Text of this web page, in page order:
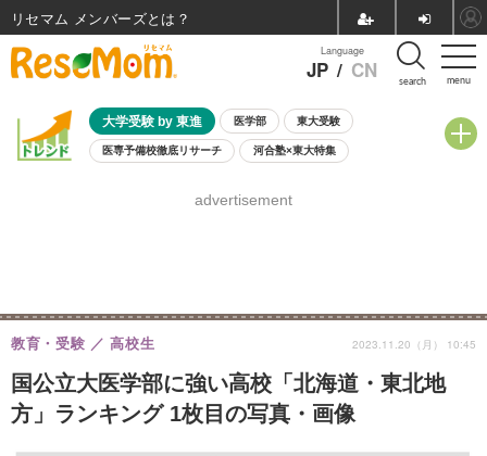
menu
Language
JP / CN search
大学受験 by 東進 医学部 東大受験
医専予備校徹底リサーチ 河合塾×東大特集
8月開催学校説明会・相談会
advertisement
国公立大医学部に強い高校「北海道・東北地
方」ランキング 1枚目の写真・画像
教育・受験 高校生 2023.11.20（月） 10:45
リセマム メンバーズ